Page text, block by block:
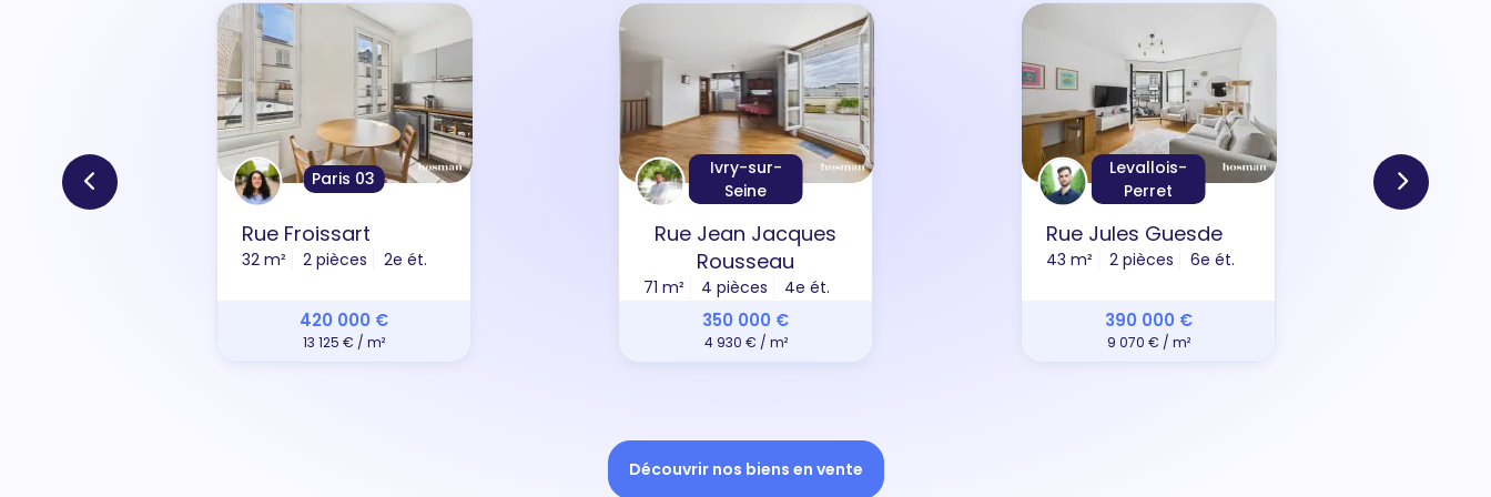
Paris 03
Rue Froissart
32 m² 2 pièces 2e ét.
420 000 €
13 125 € / m²
Ivry-sur-
Seine
Rue Jean Jacques
Rousseau
71 m² 4 pièces 4e ét.
350 000 €
4 930 € / m²
Levallois-
Perret
Rue Jules Guesde
43 m² 2 pièces 6e ét.
390 000 €
9 070 € / m²
Découvrir nos biens en vente